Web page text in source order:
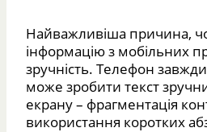
Найважливіша причина,
інформацію з мобільних
зручність. Телефон
може зробити текст
екрану – фрагментація
використання коротких